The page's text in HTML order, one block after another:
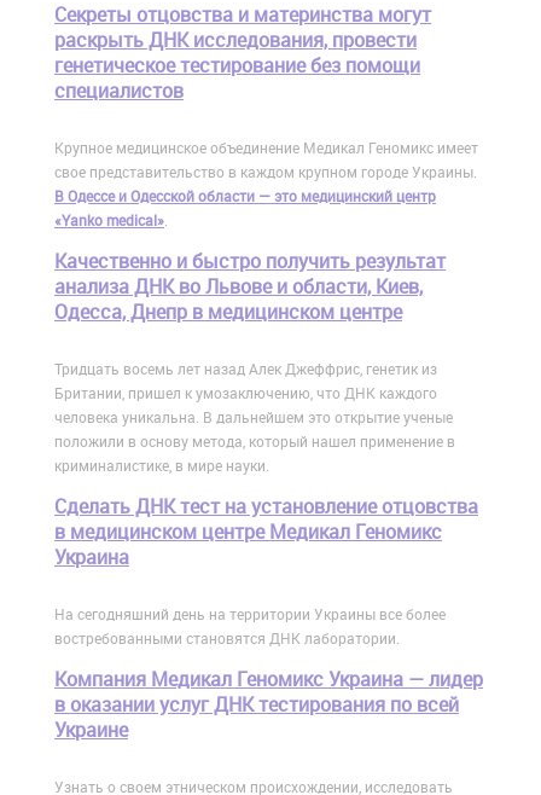
Cекреты отцовства и материнства могут
раскрыть ДНК исследования, провести
генетическое тестирование без помощи
специалистов
Крупное медицинское объединение Медикал Геномикс имеет
свое представительство в каждом крупном городе Украины.
В Одессе и Одесской области — это медицинский центр
«Yanko medical».
Качественно и быстро получить результат
анализа ДНК во Львове и области, Киев,
Одесса, Днепр в медицинском центре
Тридцать восемь лет назад Алек Джеффрис, генетик из
Британии, пришел к умозаключению, что ДНК каждого
человека уникальна. В дальнейшем это открытие ученые
положили в основу метода, который нашел применение в
криминалистике, в мире науки.
Сделать ДНК тест на установление отцовства
в медицинском центре Медикал Геномикс
Украина
На сегодняшний день на территории Украины все более
востребованными становятся ДНК лаборатории.
Компания Медикал Геномикс Украина — лидер
в оказании услуг ДНК тестирования по всей
Украине
Узнать о своем этническом происхождении, исследовать